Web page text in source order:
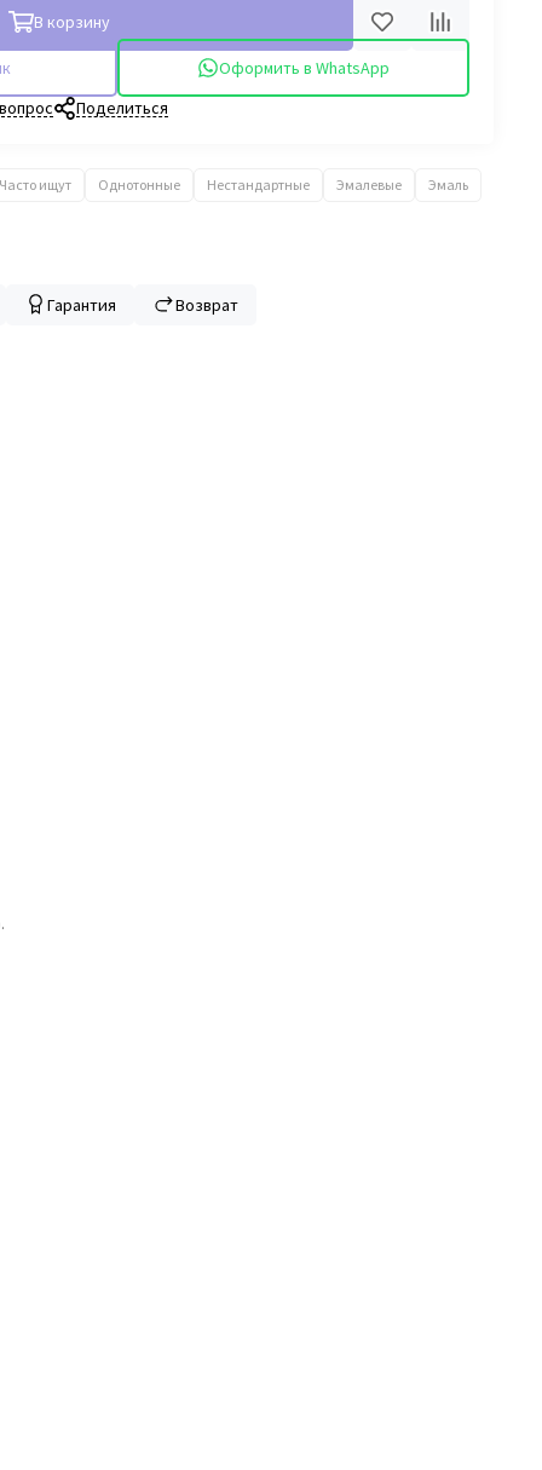
В корзину
Оформить в WhatsApp
Поделиться
Часто ищут Однотонные Нестандартные Эмалевые
Эмаль
Гарантия Возврат